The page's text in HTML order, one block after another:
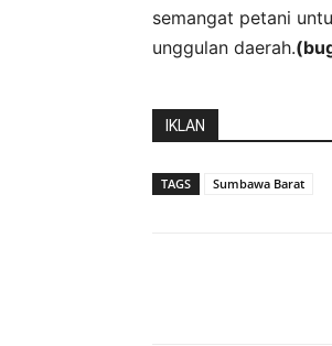
semangat petani
unggulan daerah.
IKLAN
TAGS Sumbawa Barat